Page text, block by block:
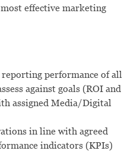
effective marketing
performance of all
against goals (ROI and
assigned Media/Digital
in line with agreed
indicators (KPIs)